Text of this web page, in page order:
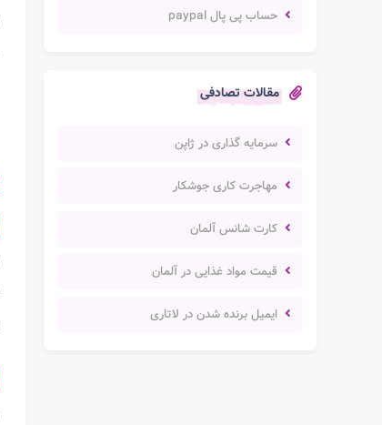
حساب پی پال paypal
مقالات تصادفی
سرمایه گذاری در ژاپن
مهاجرت کاری جوشکار
کارت شانس آلمان
قیمت مواد غذایی در آلمان
ایمیل برنده شدن در لاتاری